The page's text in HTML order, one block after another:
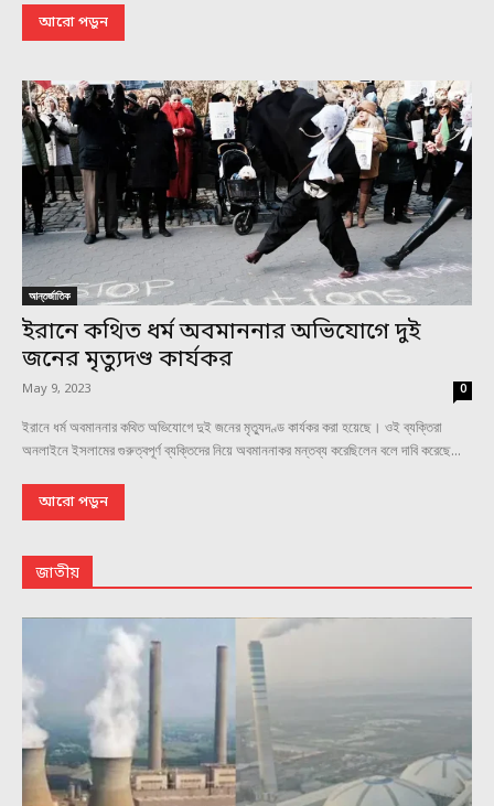
আরো পড়ুন
আন্তর্জাতিক
ইরানে কথিত ধর্ম অবমাননার অভিযোগে দুই
জনের মৃত্যুদণ্ড কার্যকর
May 9, 2023 0
ইরানে ধর্ম অবমাননার কথিত অভিযোগে দুই জনের মৃত্যুদণ্ড কার্যকর করা হয়েছে। ওই ব্যক্তিরা
অনলাইনে ইসলামের গুরুত্বপূর্ণ ব্যক্তিদের নিয়ে অবমাননাকর মন্তব্য করেছিলেন বলে দাবি করেছে...
আরো পড়ুন
জাতীয়